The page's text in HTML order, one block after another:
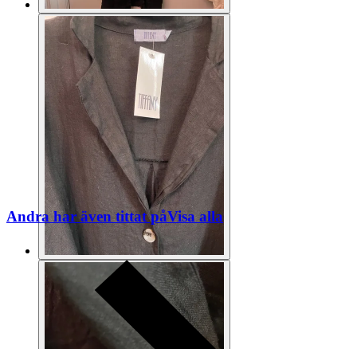
Andra har även tittat påVisa alla